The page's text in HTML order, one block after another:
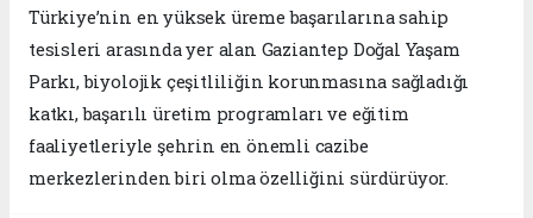
Türkiye’nin en yüksek üreme başarılarına sahip
tesisleri arasında yer alan Gaziantep Doğal Yaşam
Parkı, biyolojik çeşitliliğin korunmasına sağladığı
katkı, başarılı üretim programları ve eğitim
faaliyetleriyle şehrin en önemli cazibe
merkezlerinden biri olma özelliğini sürdürüyor.